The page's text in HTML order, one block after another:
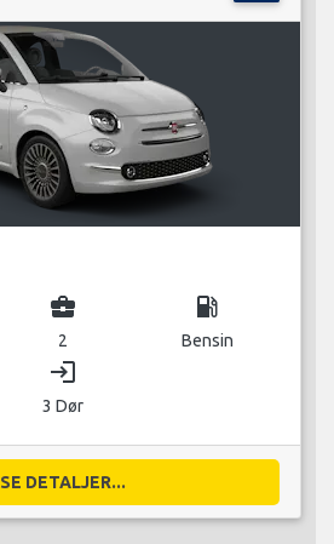
business_center
2
local_gas_station
Bensin
login
3 Dør
SE DETALJER...